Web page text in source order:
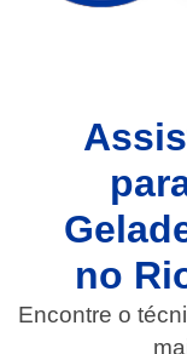
no
Encontre o